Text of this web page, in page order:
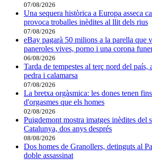
07/08/2026
Una sequera històrica a Europa asseca
provoca troballes inèdites al llit dels rius
07/08/2026
eBay pagarà 50 milions a la parella que
paneroles vives, porno i una corona
06/08/2026
Tarda de tempestes al terç nord del país,
pedra i calamarsa
07/08/2026
La bretxa orgàsmica: les dones tenen
d'orgasmes que els homes
02/08/2026
Puigdemont mostra imatges inèdites del
Catalunya, dos anys després
08/08/2026
Dos homes de Granollers, detinguts al
doble assassinat